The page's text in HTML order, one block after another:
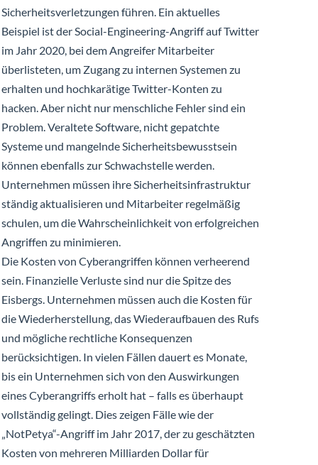
Sicherheitsverletzungen führen. Ein aktuelles
Beispiel ist der Social-Engineering-Angriff auf Twitter
im Jahr 2020, bei dem Angreifer Mitarbeiter
überlisteten, um Zugang zu internen Systemen zu
erhalten und hochkarätige Twitter-Konten zu
hacken. Aber nicht nur menschliche Fehler sind ein
Problem. Veraltete Software, nicht gepatchte
Systeme und mangelnde Sicherheitsbewusstsein
können ebenfalls zur Schwachstelle werden.
Unternehmen müssen ihre Sicherheitsinfrastruktur
ständig aktualisieren und Mitarbeiter regelmäßig
schulen, um die Wahrscheinlichkeit von erfolgreichen
Angriffen zu minimieren.
Die Kosten von Cyberangriffen können verheerend
sein. Finanzielle Verluste sind nur die Spitze des
Eisbergs. Unternehmen müssen auch die Kosten für
die Wiederherstellung, das Wiederaufbauen des Rufs
und mögliche rechtliche Konsequenzen
berücksichtigen. In vielen Fällen dauert es Monate,
bis ein Unternehmen sich von den Auswirkungen
eines Cyberangriffs erholt hat – falls es überhaupt
vollständig gelingt. Dies zeigen Fälle wie der
„NotPetya“-Angriff im Jahr 2017, der zu geschätzten
Kosten von mehreren Milliarden Dollar für